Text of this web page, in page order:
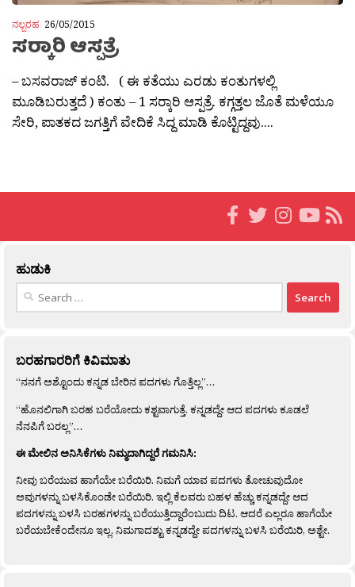
ನಲ್ಬರಹ 26/05/2015
ಸರ‍್ಕಾರಿ ಆಸ್ಪತ್ರೆ
– ಬಸವರಾಜ್ ಕಂಟಿ. ( ಈ ಕತೆಯು ಎರಡು ಕಂತುಗಳಲ್ಲಿ
ಮೂಡಿಬರುತ್ತದೆ ) ಕಂತು – 1 ಸರ‍್ಕಾರಿ ಆಸ್ಪತ್ರೆ. ಕಗ್ಗತ್ತಲ ಜೊತೆ ಮಳೆಯೂ
ಸೇರಿ, ಪಾತಕದ ಜಗತ್ತಿಗೆ ವೇದಿಕೆ ಸಿದ್ದ ಮಾಡಿ ಕೊಟ್ಟಿದ್ದವು....
ಹುಡುಕಿ
Search
ಬರಹಗಾರರಿಗೆ ಕಿವಿಮಾತು
“ನನಗೆ ಅಶ್ಟೊಂದು ಕನ್ನಡ ಬೇರಿನ ಪದಗಳು ಗೊತ್ತಿಲ್ಲ”…
“ಹೊನಲಿಗಾಗಿ ಬರಹ ಬರೆಯೋದು ಕಶ್ಟವಾಗುತ್ತೆ. ಕನ್ನಡದ್ದೇ ಆದ ಪದಗಳು ಕೂಡಲೆ
ನೆನಪಿಗೆ ಬರಲ್ಲ”…
ಈ ಮೇಲಿನ ಅನಿಸಿಕೆಗಳು ನಿಮ್ಮದಾಗಿದ್ದರೆ ಗಮನಿಸಿ:
ನೀವು ಬರೆಯುವ ಹಾಗೆಯೇ ಬರೆಯಿರಿ. ನಿಮಗೆ ಯಾವ ಪದಗಳು ತೋಚುವುದೋ
ಅವುಗಳನ್ನು ಬಳಸಿಕೊಂಡೇ ಬರೆಯಿರಿ. ಇಲ್ಲಿ ಕೆಲವರು ಬಹಳ ಹೆಚ್ಚು ಕನ್ನಡದ್ದೇ ಆದ
ಪದಗಳನ್ನು ಬಳಸಿ ಬರಹಗಳನ್ನು ಬರೆಯುತ್ತಿದ್ದಾರೆಂಬುದು ದಿಟ. ಆದರೆ ಎಲ್ಲರೂ ಹಾಗೆಯೇ
ಬರೆಯಬೇಕೆಂದೇನೂ ಇಲ್ಲ. ನಿಮಗಾದಶ್ಟು ಕನ್ನಡದ್ದೇ ಪದಗಳನ್ನು ಬಳಸಿ ಬರೆಯಿರಿ, ಅಶ್ಟೇ.